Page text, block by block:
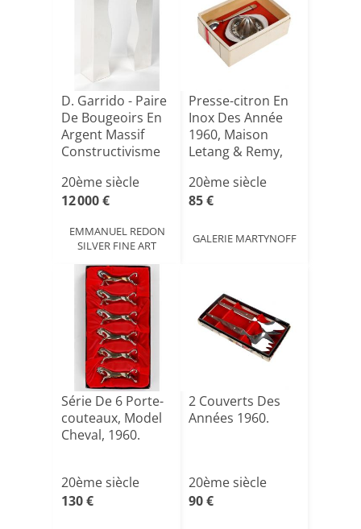
D. Garrido - Paire
De Bougeoirs En
Argent Massif
Constructivisme
20ème siècle
12 000 €
EMMANUEL REDON
SILVER FINE ART
Presse-citron En
Inox Des Année
1960, Maison
Letang & Remy,
20ème siècle
85 €
GALERIE MARTYNOFF
Série De 6 Porte-
couteaux, Model
Cheval, 1960.
20ème siècle
130 €
2 Couverts Des
Années 1960.
20ème siècle
90 €